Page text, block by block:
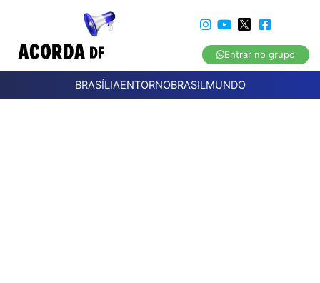
Entrar no grupo
BRASÍLIAENTORNOBRASILMUNDO